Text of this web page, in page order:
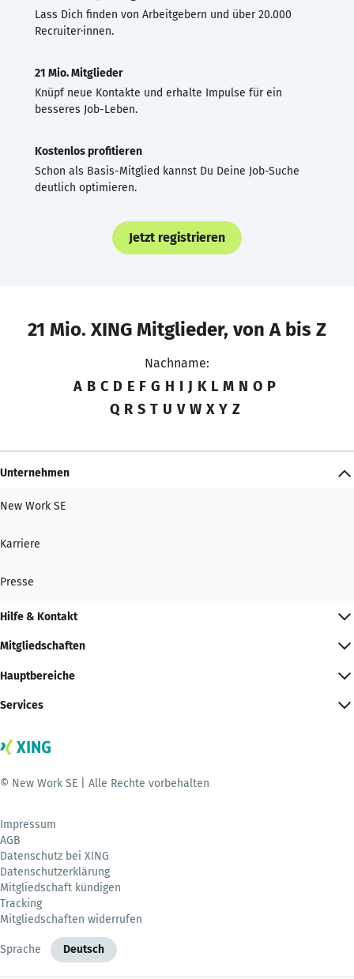
Lass Dich finden von Arbeitgebern und über 20.000
Recruiter·innen.
21 Mio. Mitglieder
Knüpf neue Kontakte und erhalte Impulse für ein
besseres Job-Leben.
Kostenlos profitieren
Schon als Basis-Mitglied kannst Du Deine Job-Suche
deutlich optimieren.
Jetzt registrieren
21 Mio. XING Mitglieder, von A bis Z
Nachname:
A B C D E F G H I J K L M N O P
Q R S T U V W X Y Z
Unternehmen
New Work SE
Karriere
Presse
Hilfe & Kontakt
Mitgliedschaften
Hauptbereiche
Services
© New Work SE | Alle Rechte vorbehalten
Impressum
AGB
Datenschutz bei XING
Datenschutzerklärung
Mitgliedschaft kündigen
Tracking
Mitgliedschaften widerrufen
Sprache Deutsch